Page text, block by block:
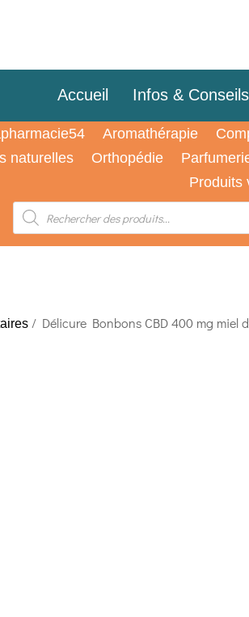
Accueil Infos & Conseils
Aromathérapie
naturelles Orthopédie
Produits
Recherche
produits
/ Délicure Bonbons CBD 400 mg miel